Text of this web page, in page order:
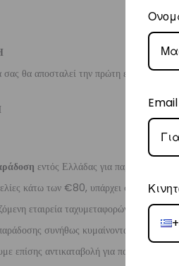
σας θα αποσταλεί την πρώτη εργάσιμη
εντός Ελλάδας για παραγγελίες
κάτω των €80, υπάρχει σταθερή
εταιρεία ταχυμεταφορών,
συνήθως κυμαίνονται από 1-3
επίσης αντικαταβολή για
Email